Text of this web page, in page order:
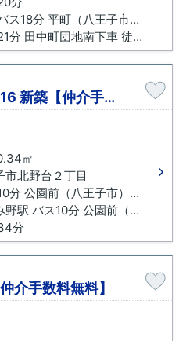
北八王子駅 バス18分 平町（八王子市）下車 徒歩8分
昭島駅 バス21分 田中町団地南下車 徒歩37分
八王子市北野台2丁目19-16 新築【仲介手数料無料】
㎡
市北野台２丁目
北野駅 バス10分 公園前（八王子市）下車 徒歩9分
八王子みなみ野駅 バス10分 公園前（八王子市）下車 徒歩9分
分
介手数料無料】